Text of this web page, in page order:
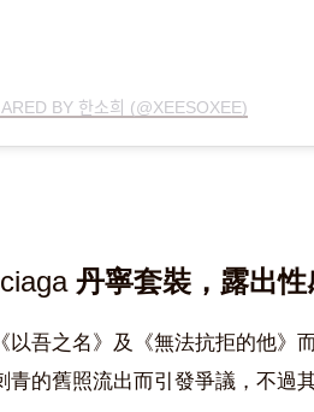
BY 한소희 (@XEESOXEE)
丹寧套裝，露出
吾之名》及《無法抗拒的他》
的舊照流出而引發爭議，不過